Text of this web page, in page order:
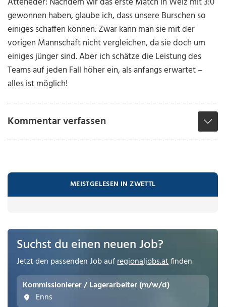
gewonnen haben, glaube ich, dass unsere Burschen so
einiges schaffen können. Zwar kann man sie mit der
vorigen Mannschaft nicht vergleichen, da sie doch um
einiges jünger sind. Aber ich schätze die Leistung des
Teams auf jeden Fall höher ein, als anfangs erwartet –
alles ist möglich!
Kommentar verfassen
MEISTGELESEN IN ZWETTL
Suchst du einen neuen Job?
Jetzt den passenden Job aufregionaljobs.atfinden
Kommissionierer / Lagerarbeiter (m/w/d)
Enns